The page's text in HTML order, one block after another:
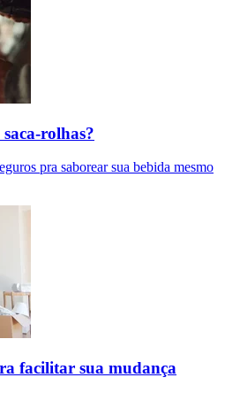
rolhas?
pra saborear sua bebida mesmo
facilitar sua mudança